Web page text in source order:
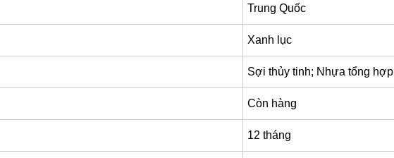
Trung Quốc
Xanh lục
Sợi thủy tinh; Nhựa tổng hợp
Còn hàng
12 tháng